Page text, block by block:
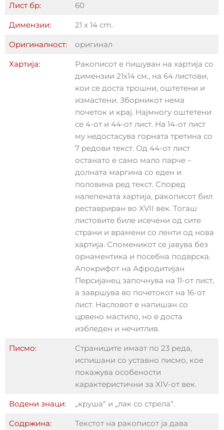
Лист бр: 60
Димензии: 21 х 14 cm.
Оригиналност: оригинал
Хартија:
Ракописот е пишуван на хартија со
димензии 21х14 см., на 64 листови,
кои се доста трошни, оштетени и
измастени. Зборникот нема
почеток и крај. Најмногу оштетени
се 4-от и 44-от лист. На 14-от лист
му недостасува горната третина со
7 редови текст. Од 44-от лист
останато е само мало парче –
долната маргина со еден и
половина ред текст. Според
налепената хартија, ракописот бил
реставриран во XVII век. Тогаш
листовите биле исечени од сите
страни и врамени со ленти од нова
хартија. Споменикот се јавува без
орнаментика и посебна подврска.
Апокрифот на Афродитијан
Персијанец започнува на 11-от лист,
а завршува во почетокот на 16-от
лист. Насловот е напишан со
црвено мастило, но е доста
избледен и нечитлив.
Писмо:
Страниците имаат по 23 реда,
испишани со уставно писмо, кое
покажува особености
карактеристични за XIV-от век.
Водени знаци: „круша“ и „лак со стрела“.
Содржина:
Текстот на ракописот ја дава